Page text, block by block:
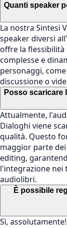
Quanti speaker
La nostra Sintesi
speaker diversi
offre la flessibilità
complesse e
personaggi,
discussione o
Posso scaricare
Attualmente,
Dialoghi viene
qualità. Questo
maggior parte
editing,
l'integrazione nei
audiolibri.
È possibile
Sì,